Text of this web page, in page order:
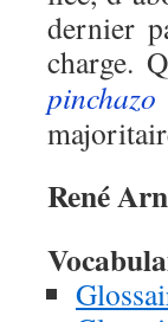
dernier
charge.
René